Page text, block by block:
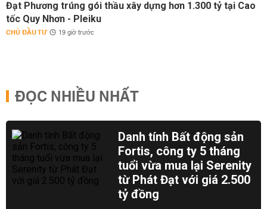
Đạt Phương trúng gói thầu xây dựng hơn 1.300 tỷ tại Cao
tốc Quy Nhơn - Pleiku
CHỦ ĐẦU TƯ 19 giờ trước
ĐỌC NHIỀU NHẤT
Danh tính Bất động sản
Fortis, công ty 5 tháng
tuổi vừa mua lại Serenity
từ Phát Đạt với giá 2.500
tỷ đồng